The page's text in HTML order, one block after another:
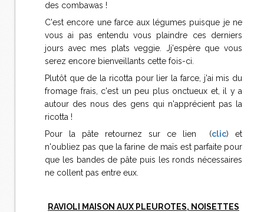
des combawas !
C'est encore une farce aux légumes puisque je ne
vous ai pas entendu vous plaindre ces derniers
jours avec mes plats veggie. Jj'espère que vous
serez encore bienveillants cette fois-ci.
Plutôt que de la ricotta pour lier la farce, j'ai mis du
fromage frais, c'est un peu plus onctueux et, il y a
autour des nous des gens qui n'apprécient pas la
ricotta !
Pour la pâte retournez sur ce lien (clic) et
n'oubliez pas que la farine de maïs est parfaite pour
que les bandes de pâte puis les ronds nécessaires
ne collent pas entre eux.
RAVIOLI MAISON AUX PLEUROTES, NOISETTES